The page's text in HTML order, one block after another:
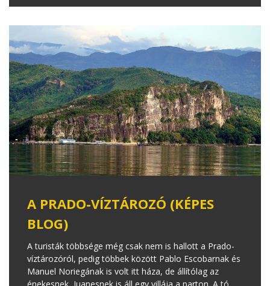
A PRADO-VÍZTÁROZÓ (KÉPES
BLOG)
A turisták többsége még csak nem is hallott a Prado-
víztározóról, pedig többek között Pablo Escobarnak és
Manuel Noriegának is volt itt háza, de állítólag az